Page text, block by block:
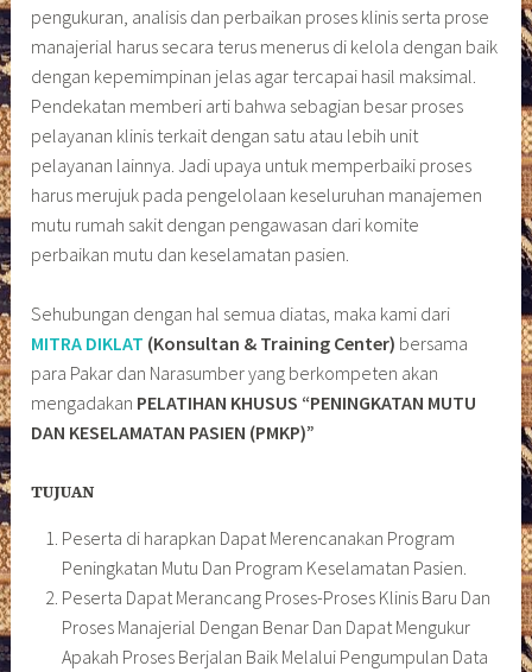
pengukuran, analisis dan perbaikan proses klinis serta prose
manajerial harus secara terus menerus di kelola dengan baik
dengan kepemimpinan jelas agar tercapai hasil maksimal.
Pendekatan memberi arti bahwa sebagian besar proses
pelayanan klinis terkait dengan satu atau lebih unit
pelayanan lainnya. Jadi upaya untuk memperbaiki proses
harus merujuk pada pengelolaan keseluruhan manajemen
mutu rumah sakit dengan pengawasan dari komite
perbaikan mutu dan keselamatan pasien.
Sehubungan dengan hal semua diatas, maka kami dari
MITRA DIKLAT (Konsultan & Training Center) bersama
para Pakar dan Narasumber yang berkompeten akan
mengadakan PELATIHAN KHUSUS “PENINGKATAN MUTU
DAN KESELAMATAN PASIEN (PMKP)”
TUJUAN
Peserta di harapkan Dapat Merencanakan Program
Peningkatan Mutu Dan Program Keselamatan Pasien.
Peserta Dapat Merancang Proses-Proses Klinis Baru Dan
Proses Manajerial Dengan Benar Dan Dapat Mengukur
Apakah Proses Berjalan Baik Melalui Pengumpulan Data